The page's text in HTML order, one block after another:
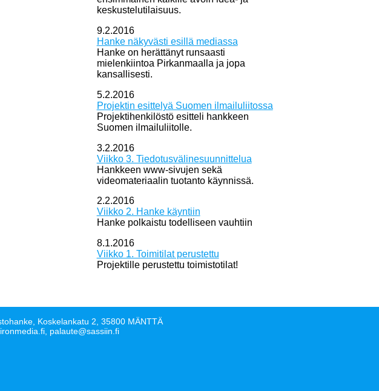
keskustelutilaisuus.
9.2.2016
Hanke näkyvästi esillä mediassa
Hanke on herättänyt runsaasti
mielenkiintoa Pirkanmaalla ja jopa
kansallisesti.
5.2.2016
Projektin esittelyä Suomen ilmailuliitossa
Projektihenkilöstö esitteli hankkeen
Suomen ilmailuliitolle.
3.2.2016
Viikko 3. Tiedotusvälinesuunnittelua
Hankkeen www-sivujen sekä
videomateriaalin tuotanto käynnissä.
2.2.2016
Viikko 2. Hanke käyntiin
Hanke polkaistu todelliseen vauhtiin
8.1.2016
Viikko 1. Toimitilat perustettu
Projektille perustettu toimistotilat!
Koskelankatu 2, 35800 MÄNTTÄ
palaute@sassiin.fi